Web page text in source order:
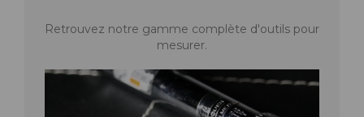
Retrouvez notre gamme complète d'outils pour
mesurer.